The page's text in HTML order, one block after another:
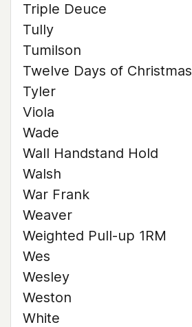
Triple Deuce
Tully
Tumilson
Twelve Days of Christmas
Tyler
Viola
Wade
Wall Handstand Hold
Walsh
War Frank
Weaver
Weighted Pull-up 1RM
Wes
Wesley
Weston
White